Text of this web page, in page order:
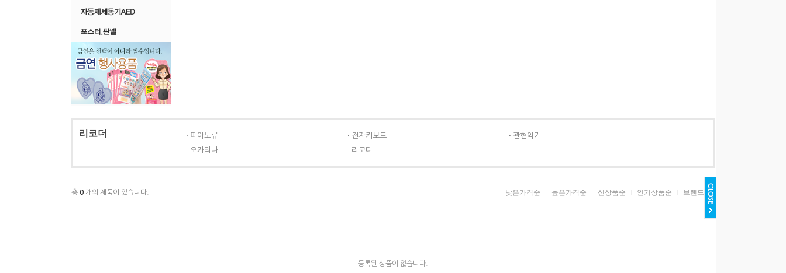
리코더 피아노류 전자키보드
관현악기
오카리나
리코더
낮은가격순 높은가격순 신상품순 인기상품순 브랜드순
총 0 개의 제품이 있습니다.
등록된 상품이 없습니다.